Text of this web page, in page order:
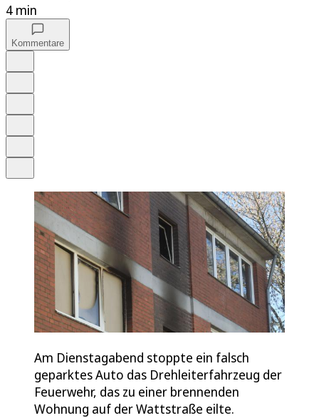
4 min
Kommentare
Am Dienstagabend stoppte ein falsch
geparktes Auto das Drehleiterfahrzeug der
Feuerwehr, das zu einer brennenden
Wohnung auf der Wattstraße eilte.